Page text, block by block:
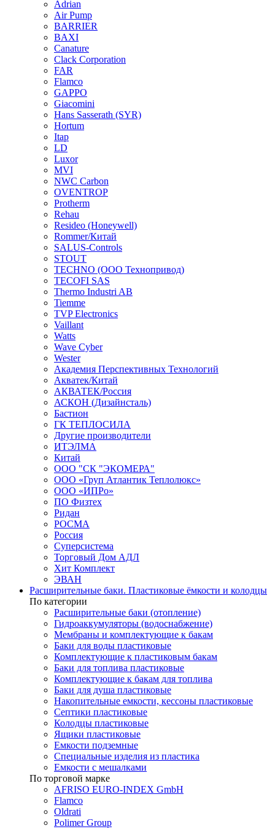
Adrian
Air Pump
BARRIER
BAXI
Canature
Clack Corporation
FAR
Flamco
GAPPO
Giacomini
Hans Sasserath (SYR)
Hortum
Itap
LD
Luxor
MVI
NWC Carbon
OVENTROP
Protherm
Rehau
Resideo (Honeywell)
Rommer/Китай
SALUS-Controls
STOUT
TECHNO (ООО Технопривод)
TECOFI SAS
Thermo Industri AB
Tiemme
TVP Electronics
Vaillant
Watts
Wave Cyber
Wester
Академия Перспективных Технологий
Акватек/Китай
АКВАТЕК/Россия
АСКОН (Дизайнсталь)
Бастион
ГК ТЕПЛОСИЛА
Другие производители
ИТЭЛМА
Китай
ООО "СК "ЭКОМЕРА"
ООО «Груп Атлантик Теплолюкс»
ООО «ИПРо»
ПО Физтех
Ридан
РОСМА
Россия
Суперсистема
Торговый Дом АДЛ
Хит Комплект
ЭВАН
Расширительные баки. Пластиковые ёмкости и колодцы
По категории
Расширительные баки (отопление)
Гидроаккумуляторы (водоснабжение)
Мембраны и комплектующие к бакам
Баки для воды пластиковые
Комплектующие к пластиковым бакам
Баки для топлива пластиковые
Комплектующие к бакам для топлива
Баки для душа пластиковые
Накопительные емкости, кессоны пластиковые
Септики пластиковые
Колодцы пластиковые
Ящики пластиковые
Емкости подземные
Специальные изделия из пластика
Емкости с мешалками
По торговой марке
AFRISO EURO-INDEX GmbH
Flamco
Oldrati
Polimer Group